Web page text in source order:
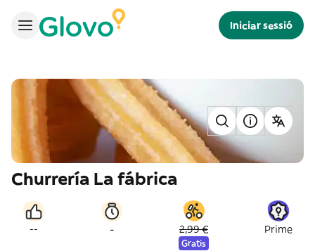
Iniciar sessió
Churrería La fábrica
-- - 2,99 €
Gratis
Prime